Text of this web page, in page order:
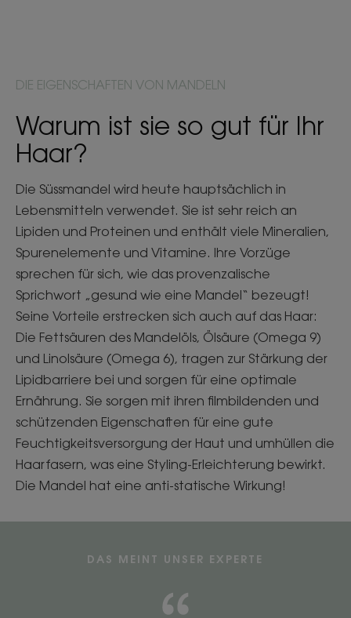
DIE EIGENSCHAFTEN VON MANDELN
Warum ist sie so gut für Ihr
Haar?
Die Süssmandel wird heute hauptsächlich in
Lebensmitteln verwendet. Sie ist sehr reich an
Lipiden und Proteinen und enthält viele Mineralien,
Spurenelemente und Vitamine. Ihre Vorzüge
sprechen für sich, wie das provenzalische
Sprichwort „gesund wie eine Mandel“ bezeugt!
Seine Vorteile erstrecken sich auch auf das Haar:
Die Fettsäuren des Mandelöls, Ölsäure (Omega 9)
und Linolsäure (Omega 6), tragen zur Stärkung der
Lipidbarriere bei und sorgen für eine optimale
Ernährung. Sie sorgen mit ihren filmbildenden und
schützenden Eigenschaften für eine gute
Feuchtigkeitsversorgung der Haut und umhüllen die
Haarfasern, was eine Styling-Erleichterung bewirkt.
Die Mandel hat eine anti-statische Wirkung!
DAS MEINT UNSER EXPERTE